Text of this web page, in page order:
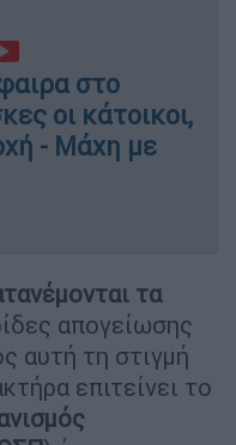
στο
οι κάτοικοι,
- Μάχη με
τα
απογείωσης
αυτή τη στιγμή
επιτείνει το